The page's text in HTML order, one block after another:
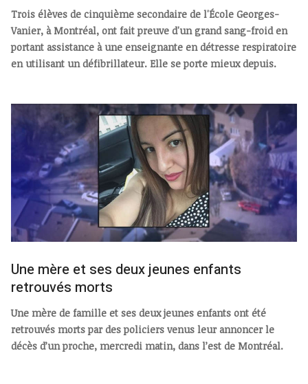
Trois élèves de cinquième secondaire de l'École Georges-
Vanier, à Montréal, ont fait preuve d'un grand sang-froid en
portant assistance à une enseignante en détresse respiratoire
en utilisant un défibrillateur. Elle se porte mieux depuis.
Une mère et ses deux jeunes enfants
retrouvés morts
Une mère de famille et ses deux jeunes enfants ont été
retrouvés morts par des policiers venus leur annoncer le
décès d’un proche, mercredi matin, dans l’est de Montréal.